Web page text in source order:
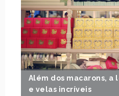
Além dos macarons, a
e velas incríveis